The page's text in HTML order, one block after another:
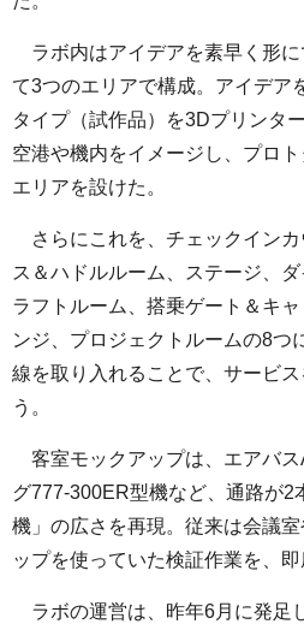
ラボ内はアイデアを素早く形
て3つのエリアで構成。アイデア
タイプ（試作品）を3Dプリンタ
空港や機内をイメージし、プロ
エリアを設けた。
さらにこれを、チェックイン
ス＆ハドルルーム、ステージ、
ラフトルーム、搭乗ゲート＆キ
ンジ、プロジェクトルームの8つ
線を取り入れることで、サービ
う。
客室モックアップは、エアバ
グ777-300ER型機など、通路が2
機」の広さを再現。従来は会議
ップを使っていた検証作業を、即
ラボの運営は、昨年6月に発足